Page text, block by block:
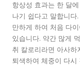
항상성 효과는 한 달
나기 쉽다고 말합니
만하게 하여 처음 다
있습니다. 약간 많게
취 칼로리라면 아사
퇴색하여 체중이 다